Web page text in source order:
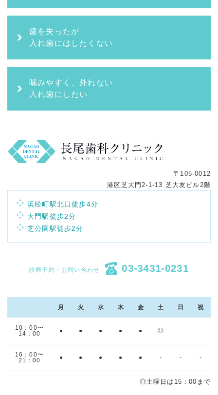
歯を失ったが
入れ歯にはしたくない
噛みやすく、外れない
入れ歯にしたい
〒105-0012
港区芝大門2-1-13 芝大友ビル2階
浜松町駅北口徒歩4分
大門駅徒歩2分
芝公園駅徒歩2分
診療予約・お問い合わせ 03-3431-0231
月 火 水 木 金 土 日 祝
10：00〜
14：00
● ● ● ● ● ◎ - -
16：00〜
21：00
● ● ● ● ● - - -
◎土曜日は15：00まで